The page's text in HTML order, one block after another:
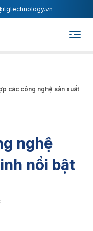
các công nghệ sản xuất
nghệ
nổi bật